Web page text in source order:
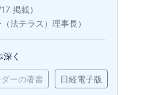
掲載）
法テラス）理事長）
く
ダーの著書 日経電子版